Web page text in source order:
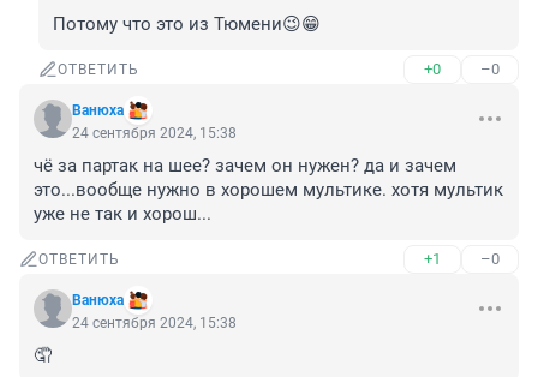
Потому что это из Тюмени😉😁
ОТВЕТИТЬ +0 –0
Вaнюхa
24 сентября 2024, 15:38
чё за партак на шее? зачем он нужен? да и зачем
это...вообще нужно в хорошем мультике. хотя мультик
уже не так и хорош...
ОТВЕТИТЬ +1 –0
Вaнюхa
24 сентября 2024, 15:38
🤦